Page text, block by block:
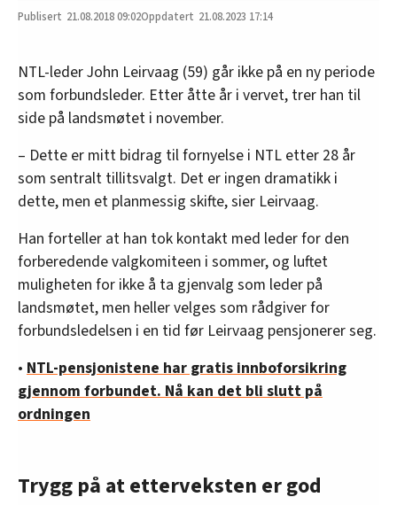
21.08.201809:02 21.08.2023 17:14
NTL-leder John Leirvaag (59) går ikke på en ny periode
som forbundsleder. Etter åtte år i vervet, trer han til
side på landsmøtet i november.
– Dette er mitt bidrag til fornyelse i NTL etter 28 år
som sentralt tillitsvalgt. Det er ingen dramatikk i
dette, men et planmessig skifte, sier Leirvaag.
Han forteller at han tok kontakt med leder for den
forberedende valgkomiteen i sommer, og luftet
muligheten for ikke å ta gjenvalg som leder på
landsmøtet, men heller velges som rådgiver for
forbundsledelsen i en tid før Leirvaag pensjonerer seg.
• NTL-pensjonistene har gratis innboforsikring
gjennom forbundet. Nå kan det bli slutt på
ordningen
Trygg på at etterveksten er god